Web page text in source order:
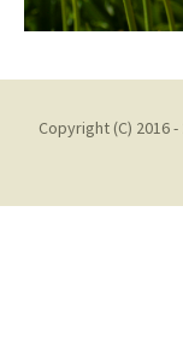
Copyright (C) 2016